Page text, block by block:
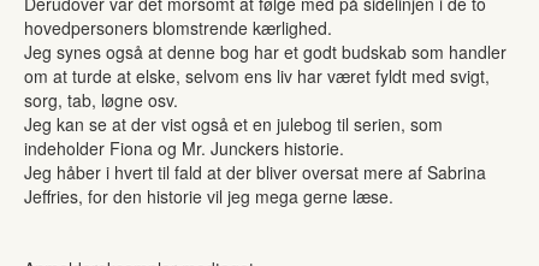
hovedpersoners blomstrende kærlighed.
Jeg synes også at denne bog har et godt budskab som handler
om at turde at elske, selvom ens liv har været fyldt med svigt,
sorg, tab, løgne osv.
Jeg kan se at der vist også et en julebog til serien, som
indeholder Fiona og Mr. Junckers historie.
Jeg håber i hvert til fald at der bliver oversat mere af Sabrina
Jeffries, for den historie vil jeg mega gerne læse.